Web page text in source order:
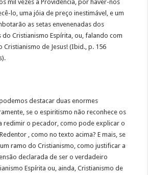
mil vezes a Providência, por haver-nos
lo, uma jóia de preço inestimável, e um
as setas envenenadas dos
Cristianismo Espírita, ou, falando com
de Jesus! (Ibid., p. 156
destacar duas enormes
se o espiritismo não reconhece os
redimir o pecador, como pode explicar o
, como no texto acima? E mais, se
ramo do Cristianismo, como justificar a
declarada de ser o verdadeiro
Espírita ou, ainda, Cristianismo de